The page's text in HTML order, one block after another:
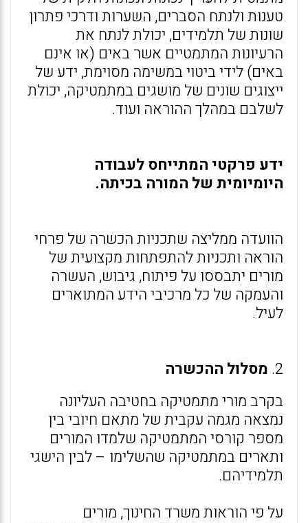
טענות ולנתח הסברים, השערות ודרכי פתרון
שונות של תלמידים, יכולת לנתח את
הרעיונות המתמטיים אשר באים (או אינם
באים) לידי ביטוי במשימה מסוימת, ידע של
ייצוגים שונים של מושגים במתמטיקה, יכולת
לשלבם במהלך ההוראה ועוד.
ידע פרקטי המתייחס לעבודה
היומיומית של המורה בכיתה.
הוועדה ממליצה שתכניות הכשרה של פרחי
הוראה ותכניות להתפתחות מקצועית של
מורים יתבססו על פיתוח, גיבוש, העשרה
והעמקה של כל מרכיבי הידע המתוארים
לעיל.
2. מסלול ההכשרה
בקרב מורי מתמטיקה בחטיבה העליונה
נמצאה מגמה עקבית של מתאם חיובי בין
מספר קורסי המתמטיקה שלמדו המורים
ותארים במתמטיקה שהשלימו – לבין הישגי
תלמידיהם.
על פי הוראות משרד החינוך, מורים